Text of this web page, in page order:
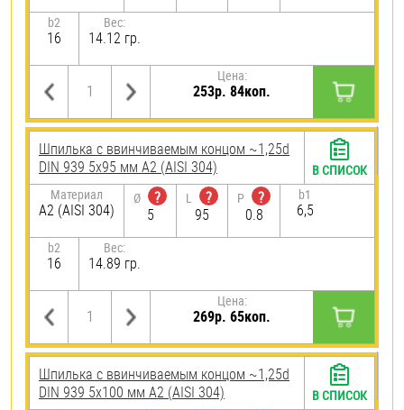
b2
16
Вес:
14.12 гр.
Цена:
253р. 84коп.
Шпилька c ввинчиваемым концом ~1,25d
DIN 939 5х95 мм А2 (AISI 304)
Материал
А2 (AISI 304)
Ø
?
5
L
?
95
P
?
0.8
b1
6,5
b2
16
Вес:
14.89 гр.
Цена:
269р. 65коп.
В СПИСОК
Шпилька c ввинчиваемым концом ~1,25d
DIN 939 5х100 мм А2 (AISI 304)
В СПИСОК